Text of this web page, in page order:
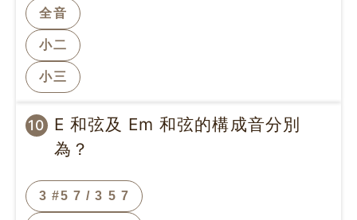
全音
小二
小三
10
E 和弦及 Em 和弦的構成音分別
為？
3 #5 7 / 3 5 7